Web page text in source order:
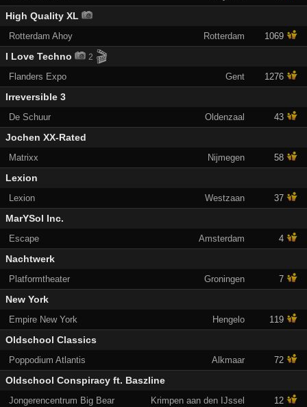
High Quality XL
Rotterdam Ahoy Rotterdam 1069
I Love Techno 2 🎬
Flanders Expo Gent 1276
Irreversible 3
De Schuur Oldenzaal 43
Jochen XX-Rated
Matrixx Nijmegen 58
Lexion
Lexion Westzaan 37
MarYSol Inc.
Escape Amsterdam 4
Nachtwerk
Platformtheater Groningen 7
New York
Empire New York Hengelo 119
Oldschool Classics
Poppodium Atlantis Alkmaar 72
Oldschool Conspiracy ft. Baszline
Jongerencentrum Big Bear Krimpen aan den IJssel 12